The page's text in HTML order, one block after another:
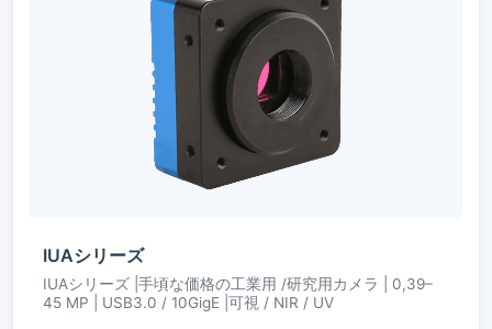
IUAシリーズ
IUAシリーズ |手頃な価格の工業用 /研究用カメラ | 0,39–
45 MP | USB3.0 / 10GigE |可視 / NIR / UV